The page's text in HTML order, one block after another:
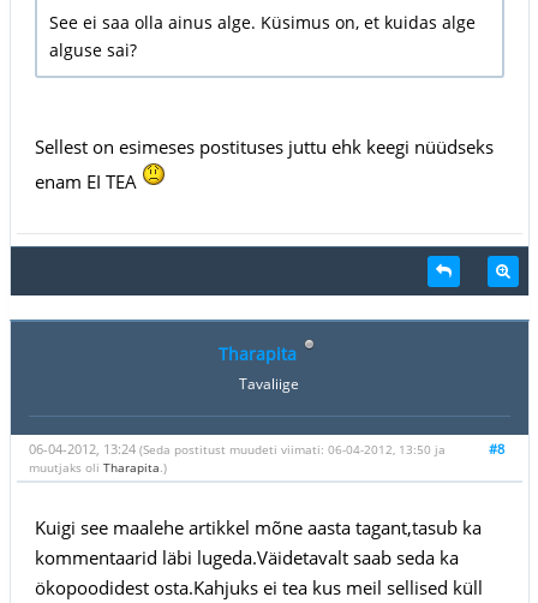
See ei saa olla ainus alge. Küsimus on, et kuidas alge
alguse sai?
Sellest on esimeses postituses juttu ehk keegi nüüdseks
enam EI TEA
Tharapita
Tavaliige
#8
06-04-2012, 13:24 (Seda postitust muudeti viimati: 06-04-2012, 13:50 ja
muutjaks oli Tharapita .)
Kuigi see maalehe artikkel mõne aasta tagant,tasub ka
kommentaarid läbi lugeda.Väidetavalt saab seda ka
ökopoodidest osta.Kahjuks ei tea kus meil sellised küll